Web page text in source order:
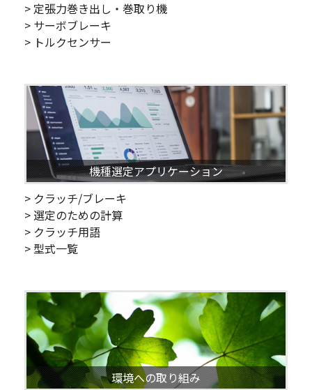
> 定張力巻き出し・巻取り機
> サーボブレーキ
> トルクセンサー
機種選定アプリケーション
> クラッチ/ブレーキ
> 選定のための計算
> クラッチ用語
> 型式一覧
環境への取り組み